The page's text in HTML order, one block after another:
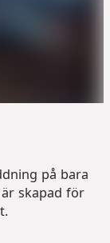
på bara
skapad för